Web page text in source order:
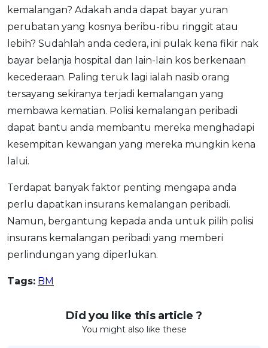
kemalangan? Adakah anda dapat bayar yuran
perubatan yang kosnya beribu-ribu ringgit atau
lebih? Sudahlah anda cedera, ini pulak kena fikir nak
bayar belanja hospital dan lain-lain kos berkenaan
kecederaan. Paling teruk lagi ialah nasib orang
tersayang sekiranya terjadi kemalangan yang
membawa kematian. Polisi kemalangan peribadi
dapat bantu anda membantu mereka menghadapi
kesempitan kewangan yang mereka mungkin kena
lalui.
Terdapat banyak faktor penting mengapa anda
perlu dapatkan insurans kemalangan peribadi.
Namun, bergantung kepada anda untuk pilih polisi
insurans kemalangan peribadi yang memberi
perlindungan yang diperlukan.
Tags: BM
Did you like this article ?
You might also like these